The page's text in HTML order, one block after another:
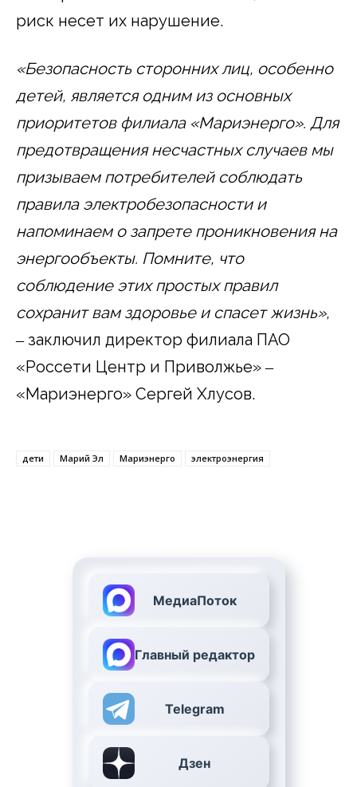
риск несет их нарушение.
«Безопасность сторонних лиц, особенно
детей, является одним из основных
приоритетов филиала «Мариэнерго». Для
предотвращения несчастных случаев мы
призываем потребителей соблюдать
правила электробезопасности и
напоминаем о запрете проникновения на
энергообъекты. Помните, что
соблюдение этих простых правил
сохранит вам здоровье и спасет жизнь»,
‒ заключил директор филиала ПАО
«Россети Центр и Приволжье» ‒
«Мариэнерго» Сергей Хлусов.
дети Марий Эл Мариэнерго электроэнергия
МедиаПоток
Главный редактор
Telegram
Дзен